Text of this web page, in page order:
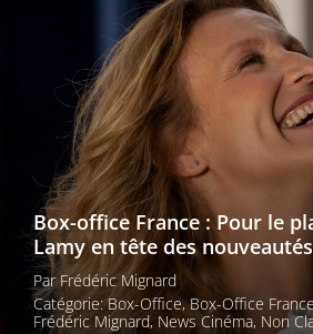
Les films par
genre
Séries
Les films
interdits
Les Dossiers
Les disparus
Box-office France : Pour le
Lamy en tête des nouveautés
Par Frédéric Mignard
Catégorie: Box-Office,Box-Office France
Frédéric Mignard, News Cinéma, Non